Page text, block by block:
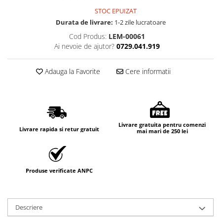
STOC EPUIZAT
Durata de livrare: 1-2 zile lucratoare
Cod Produs: LEM-00061
Ai nevoie de ajutor? 0729.041.919
Adauga la Favorite Cere informatii
Livrare rapida si retur gratuit
Livrare gratuita pentru comenzi
mai mari de 250 lei
Produse verificate ANPC
Descriere